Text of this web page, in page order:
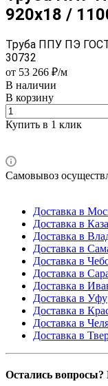
920x18 /
Труба ППУ ПЭ
30732
от 53 266 ₽/м
В наличии
В корзину
Купить в 1 клик
Самовывоз
Доставка в
Доставка в
Доставка в
Доставка в
Доставка в
Доставка в
Доставка в
Доставка в Уфу
Доставка в
Доставка в
Доставка в
Остались вопросы?